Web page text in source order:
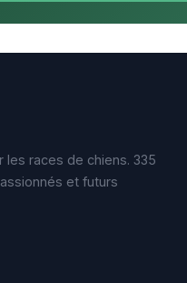
races de chiens. 335
et futurs